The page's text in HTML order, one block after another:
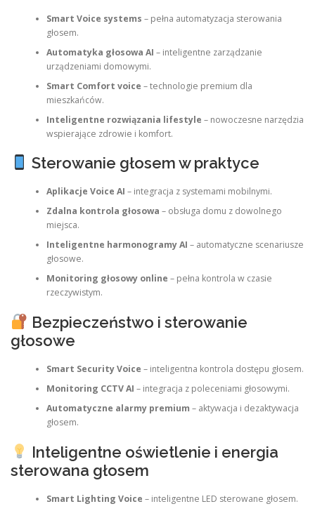
Smart Voice systems – pełna automatyzacja sterowania
głosem.
Automatyka głosowa AI – inteligentne zarządzanie
urządzeniami domowymi.
Smart Comfort voice – technologie premium dla
mieszkańców.
Inteligentne rozwiązania lifestyle – nowoczesne narzędzia
wspierające zdrowie i komfort.
Sterowanie głosem w praktyce
Aplikacje Voice AI – integracja z systemami mobilnymi.
Zdalna kontrola głosowa – obsługa domu z dowolnego
miejsca.
Inteligentne harmonogramy AI – automatyczne scenariusze
głosowe.
Monitoring głosowy online – pełna kontrola w czasie
rzeczywistym.
Bezpieczeństwo i sterowanie
głosowe
Smart Security Voice – inteligentna kontrola dostępu głosem.
Monitoring CCTV AI – integracja z poleceniami głosowymi.
Automatyczne alarmy premium – aktywacja i dezaktywacja
głosem.
Inteligentne oświetlenie i energia
sterowana głosem
Smart Lighting Voice – inteligentne LED sterowane głosem.